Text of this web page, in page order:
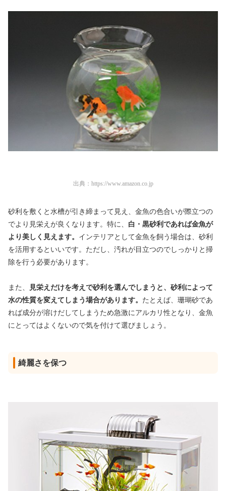
出典： https://www.amazon.co.jp
砂利を敷くと水槽が引き締まって見え、金魚の色合いが際立つの
でより見栄えが良くなります。特に、 白・黒砂利であれば金魚が
より美しく見えます。 インテリアとして金魚を飼う場合は、砂利
を活用するといいです。ただし、汚れが目立つのでしっかりと掃
除を行う必要があります。
また、
見栄えだけを考えで砂利を選んでしまうと、砂利によって
水の性質を変えてしまう場合があります。 たとえば、珊瑚砂であ
れば成分が溶けだしてしまうため急激にアルカリ性となり、金魚
にとってはよくないので気を付けて選びましょう。
綺麗さを保つ